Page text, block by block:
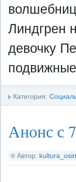
Линдгрен
девочку
подвижные
Категория:
Анонс с
Автор: